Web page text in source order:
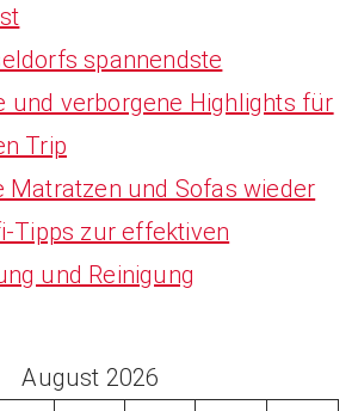
spannendste
und verborgene Highlights für
Trip
Matratzen und Sofas wieder
Tipps zur effektiven
und Reinigung
August 2026